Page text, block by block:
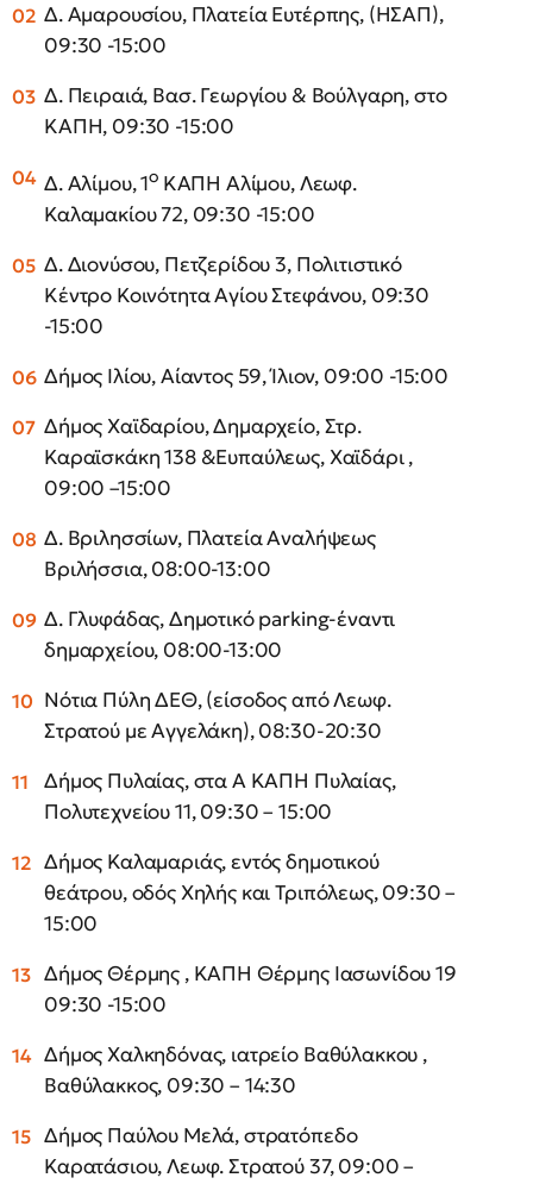
Δ. Αμαρουσίου, Πλατεία Ευτέρπης, (ΗΣΑΠ),
09:30 -15:00
Δ. Πειραιά, Βασ. Γεωργίου & Βούλγαρη, στο
ΚΑΠΗ, 09:30 -15:00
Δ. Αλίμου, 1οΚΑΠΗ Αλίμου, Λεωφ.
Καλαμακίου 72, 09:30 -15:00
Δ. Διονύσου, Πετζερίδου 3, Πολιτιστικό
Κέντρο Κοινότητα Αγίου Στεφάνου, 09:30
-15:00
Δήμος Ιλίου, Αίαντος 59, Ίλιον, 09:00 -15:00
Δήμος Χαϊδαρίου, Δημαρχείο, Στρ.
Καραϊσκάκη 138 &Ευπαύλεως, Χαϊδάρι ,
09:00 –15:00
Δ. Βριλησσίων, Πλατεία Αναλήψεως
Βριλήσσια, 08:00-13:00
Δ. Γλυφάδας, Δημοτικό parking-έναντι
δημαρχείου, 08:00-13:00
Νότια Πύλη ΔΕΘ, (είσοδος από Λεωφ.
Στρατού με Αγγελάκη), 08:30-20:30
Δήμος Πυλαίας, στα Α ΚΑΠΗ Πυλαίας,
Πολυτεχνείου 11, 09:30 – 15:00
Δήμος Καλαμαριάς, εντός δημοτικού
θεάτρου, οδός Χηλής και Τριπόλεως, 09:30 –
15:00
Δήμος Θέρμης , ΚΑΠΗ Θέρμης Ιασωνίδου 19
09:30 -15:00
Δήμος Χαλκηδόνας, ιατρείο Βαθύλακκου ,
Βαθύλακκος, 09:30 – 14:30
Δήμος Παύλου Μελά, στρατόπεδο
Καρατάσιου, Λεωφ. Στρατού 37, 09:00 –